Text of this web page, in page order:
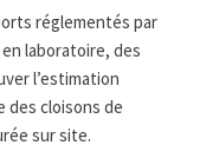
réglementés par
laboratoire, des
l’estimation
des cloisons de
sur site.